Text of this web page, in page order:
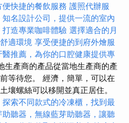
快捷的餐飲服務 護照代辦服
知名設計公司，提供一流的室內
造專業咖啡體驗 選擇適合的月
適環境 享受便捷的到府外燴服
醫推薦，為你的口腔健康提供專
生產商的產品從當地生產商的產
等待您。 經濟，簡單，可以在
壤螺絲可以移開並真正居住。
探索不同款式的冷凍櫃，找到最
助聽器，無線藍芽助聽器，讓聽